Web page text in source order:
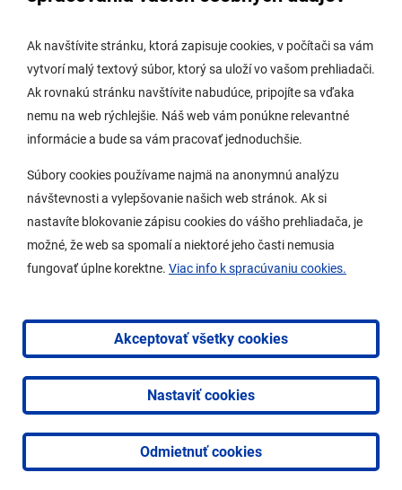
Ak navštívite stránku, ktorá zapisuje cookies, v počítači sa vám
vytvorí malý textový súbor, ktorý sa uloží vo vašom prehliadači.
Ak rovnakú stránku navštívite nabudúce, pripojíte sa vďaka
nemu na web rýchlejšie. Náš web vám ponúkne relevantné
informácie a bude sa vám pracovať jednoduchšie.
Súbory cookies používame najmä na anonymnú analýzu
návštevnosti a vylepšovanie našich web stránok. Ak si
nastavíte blokovanie zápisu cookies do vášho prehliadača, je
možné, že web sa spomalí a niektoré jeho časti nemusia
fungovať úplne korektne. Viac info k spracúvaniu cookies.
Akceptovať všetky cookies
Nastaviť cookies
Odmietnuť cookies
Potrebujem vybaviť
Samospráva
O Lamači
Mobilná aplikácia
Kontakty
Vyhlásenie o prístupnosti
2026 © Mestská časť Bratislava-Lamač|Tvorba web
stránok
aredakčný systém odAlejTech, spol. s r.o.